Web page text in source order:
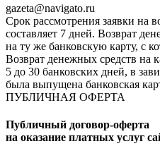
gazeta@navigato.ru
Срок рассмотрения заявки на
составляет 7 дней. Возврат
на ту же банковскую карту, с
Возврат денежных средств на
5 до 30 банковских дней, в
была выпущена банковская
ПУБЛИЧНАЯ ОФЕРТА
Публичный договор-оферта
на оказание платных услуг